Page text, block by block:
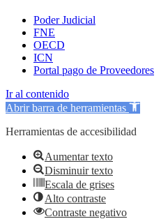
Poder Judicial
FNE
OECD
ICN
Portal pago de Proveedores
Ir al contenido
Abrir barra de herramientas
Herramientas de accesibilidad
Aumentar texto
Disminuir texto
Escala de grises
Alto contraste
Contraste negativo